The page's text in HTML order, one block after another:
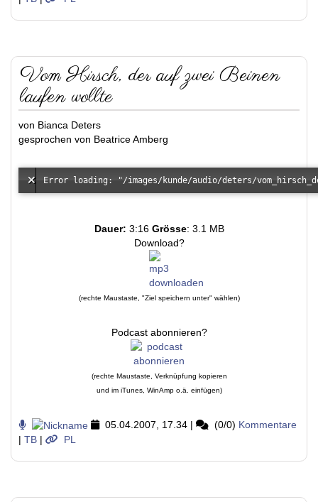
Vom Hirsch, der auf zwei Beinen
laufen wollte
von Bianca Deters
gesprochen von Beatrice Amberg
Dauer: 3:16 Grösse: 3.1 MB
Download?
(rechte Maustaste, "Ziel speichern unter" wählen)
Podcast abonnieren?
(rechte Maustaste, Verknüpfung kopieren
und im iTunes, WinAmp o.ä. einfügen)
05.04.2007, 17.34 | (0/0) Kommentare
| TB | PL